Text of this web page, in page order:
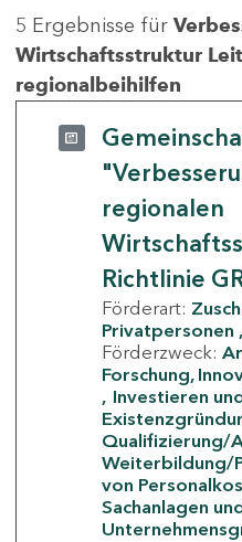
5 Ergebnisse für
Wirtschaftsstruktur
regionalbeihilfen
regionalen
Richtlinie
Förderart:
Privatpersonen
Förderzweck:
Forschung,
Investieren
Qualifizierung/
Weiterbildung/
von
Sachanlagen